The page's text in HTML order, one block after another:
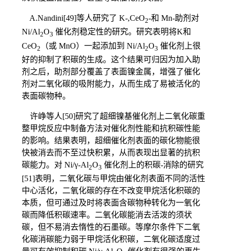
A.Nandini[49]等人研究了 K-,CeO2-和 Mn-助剂对
Ni/Al2O3 催化剂稳定性的研究。研究表明将K和
CeO2 （或 MnO）一起添加到 Ni/Al2O3 催化剂上很
好的抑制了积碳的生成。这个结果可归因为加入助
剂之后，助剂部分覆盖了表面镍金属，增强了催化
剂对二氧化碳的吸附能力，从而生成了易被活化的
表面碳物种。
许峥等人[50]研究了超细镍基催化剂上二氧化碳重
整甲烷反应中制备方法对催化剂性能和抗积碳性能
的影响。结果表明，超细催化剂表面的碳化物能很
快被消去而不至过快积累，从而表现出显著的抗积
碳能力。对 Ni/γ-Al2O3 催化剂上的积碳-消除的研究
[51]表明，二氧化碳与甲烷由催化剂表面不同的活性
中心活化，二氧化碳的存在不改变甲烷活化积碳的
本质，但可通过及时将表面含碳物种转化为一氧化
碳而降低积碳速率。二氧化碳能消去活泼的须状
碳，但不易消去惰性的石墨碳。等摩尔条件下二氧
化碳消碳能力弱于甲烷活化积碳，二氧化碳适度过